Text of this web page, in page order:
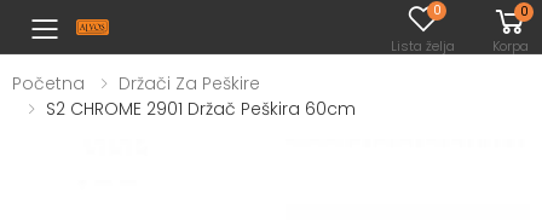
Toggle mobile menu
0
Lista želja
0
Korpa
Početna
Držači Za Peškire
S2 CHROME 2901 Držač Peškira 60cm